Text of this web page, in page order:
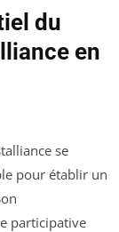
du
en
se
pour établir un
participative